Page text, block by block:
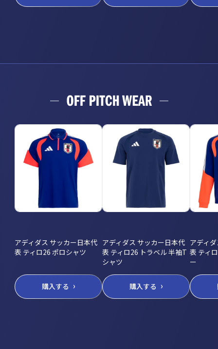
アディダス サッカー日本代
表 ティロ26 ポロシャツ
購入する
アディダス サッカー日本代
表 ティロ26 トラベル 半袖T
シャツ
購入する
アディ
表 ティ
ー